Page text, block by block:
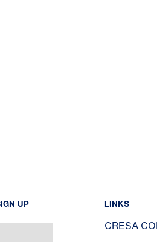
UP LINKS
CRESA